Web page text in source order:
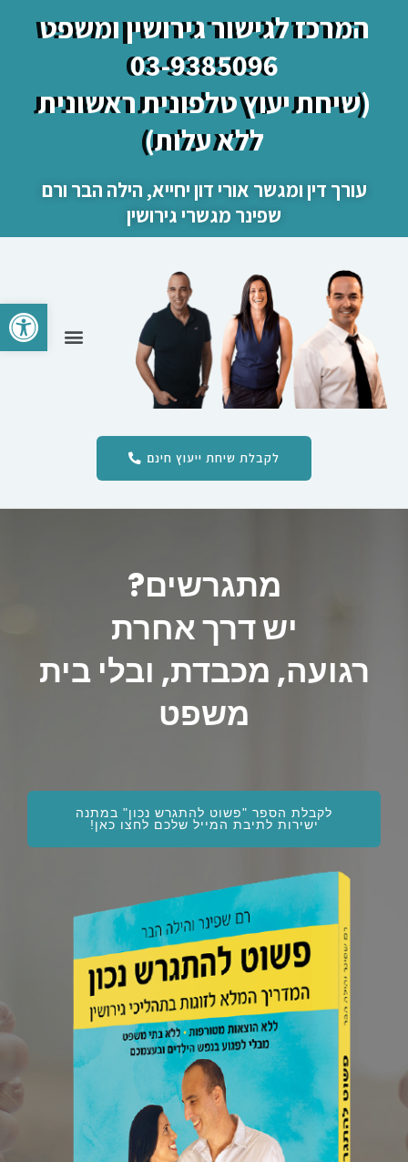
פתח
המרכז לגישור גירושין ומשפט
03-9385096
(שיחת יעוץ טלפונית ראשונית
ללא עלות)
עורך דין ומגשר אורי דון יחייא, הילה הבר ורם
שפינר מגשרי גירושין
לקבלת שיחת ייעוץ חינם
מתגרשים?
יש דרך אחרת
רגועה, מכבדת, ובלי בית
משפט
לקבלת הספר "פשוט להתגרש נכון" במתנה
ישירות לתיבת המייל שלכם לחצו כאן!